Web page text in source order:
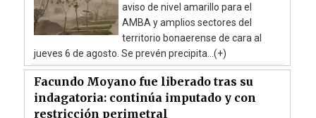
aviso de nivel amarillo para el
AMBA y amplios sectores del
territorio bonaerense de cara al
jueves 6 de agosto. Se prevén precipita...(+)
Facundo Moyano fue liberado tras su
indagatoria: continúa imputado y con
restricción perimetral